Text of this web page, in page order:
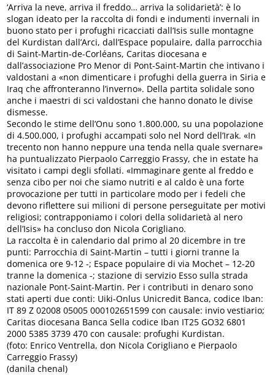
‘Arriva la neve, arriva il freddo… arriva la solidarietà’: è lo
slogan ideato per la raccolta di fondi e indumenti invernali in
buono stato per i profughi ricacciati dall’Isis sulle montagne
del Kurdistan dall’Arci, dall’Espace populaire, dalla parrocchia
di Saint-Martin-de-Corléans, Caritas diocesana e
dall’associazione Pro Menor di Pont-Saint-Martin che intivano i
valdostani a «non dimenticare i profughi della guerra in Siria e
Iraq che affronteranno l’inverno». Della partita solidale sono
anche i maestri di sci valdostani che hanno donato le divise
dismesse.
Secondo le stime dell’Onu sono 1.800.000, su una popolazione
di 4.500.000, i profughi accampati solo nel Nord dell’Irak. «In
trecento non hanno neppure una tenda nella quale svernare»
ha puntualizzato Pierpaolo Carreggio Frassy, che in estate ha
visitato i campi degli sfollati. «Immaginare gente al freddo e
senza cibo per noi che siamo nutriti e al caldo è una forte
provocazione per tutti in particolare modo per i fedeli che
devono riflettere sui milioni di persone perseguitate per motivi
religiosi; contrapponiamo i colori della solidarietà al nero
dell’Isis» ha concluso don Nicola Corigliano.
La raccolta è in calendario dal primo al 20 dicembre in tre
punti: Parrocchia di Saint-Martin – tutti i giorni tranne la
domenica ore 9-12 -; Espace populaire di via Mochet – 12-20
tranne la domenica -; stazione di servizio Esso sulla strada
nazionale Pont-Saint-Martin. Per i contributi in denaro sono
stati aperti due conti: Uiki-Onlus Unicredit Banca, codice Iban:
IT 89 Z 02008 05005 000102651599 con causale: invio vestiario;
Caritas diocesana Banca Sella codice Iban IT25 GO32 6801
2000 5385 3739 470 con causale: profughi Kurdistan.
(foto: Enrico Ventrella, don Nicola Corigliano e Pierpaolo
Carreggio Frassy)
(danila chenal)